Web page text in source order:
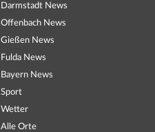
Darmstadt News
Offenbach News
Gießen News
Fulda News
Bayern News
Sport
Wetter
Alle Orte